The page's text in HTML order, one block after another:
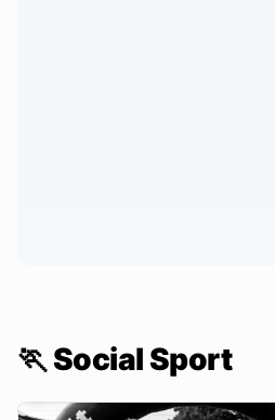
🏃 Social Sport